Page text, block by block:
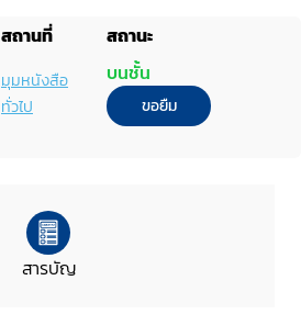
สถานที่
สถานะ
มุมหนังสือ
ทั่วไป
บนชั้น
ขอยืม
สารบัญ